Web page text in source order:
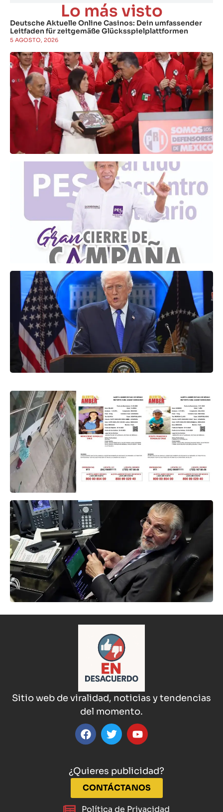
Lo más visto
Deutsche Aktuelle Online Casinos: Dein umfassender
Leitfaden für zeitgemäße Glücksspielplattformen
5 AGOSTO, 2026
¿Quieres publicidad?
CONTÁCTANOS
Política de Privacidad
Sitio web de viralidad, noticias y tendencias
del momento.